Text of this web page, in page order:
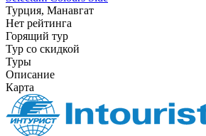
Турция, Манавгат
Нет рейтинга
Горящий тур
Тур со скидкой
Туры
Описание
Карта